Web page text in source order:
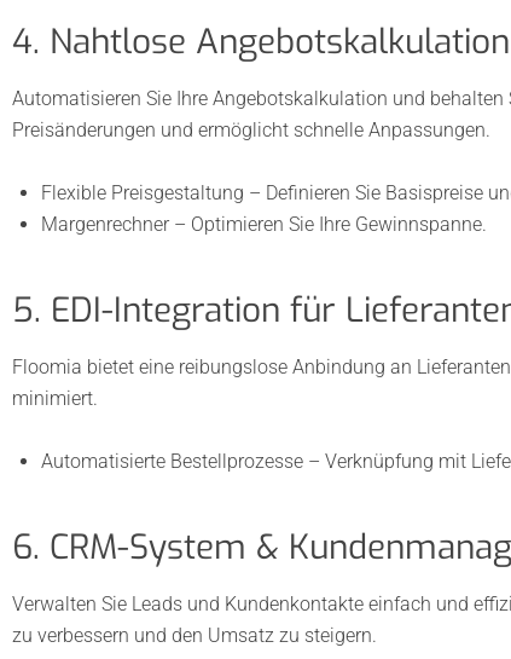
4. Nahtlose
Automatisieren Sie Ihre Angebotskalkulation und
Preisänderungen und ermöglicht schnelle Anpassungen.
Flexible Preisgestaltung – Definieren Sie Basispreise
Margenrechner – Optimieren Sie Ihre Gewinnspanne.
5. EDI-Integration für
Floomia bietet eine reibungslose Anbindung an
minimiert.
Automatisierte Bestellprozesse – Verknüpfung mit
6. CRM-System &
Verwalten Sie Leads und Kundenkontakte einfach und
zu verbessern und den Umsatz zu steigern.